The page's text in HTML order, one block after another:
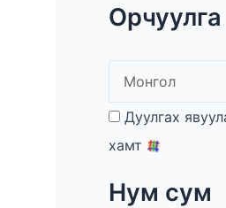
Орчуулга
Дуулгах
хамт
Нум сум